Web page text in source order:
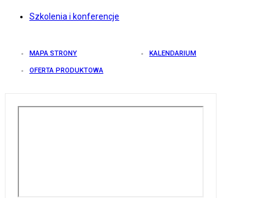
Szkolenia i konferencje
MAPA STRONY KALENDARIUM
OFERTA PRODUKTOWA